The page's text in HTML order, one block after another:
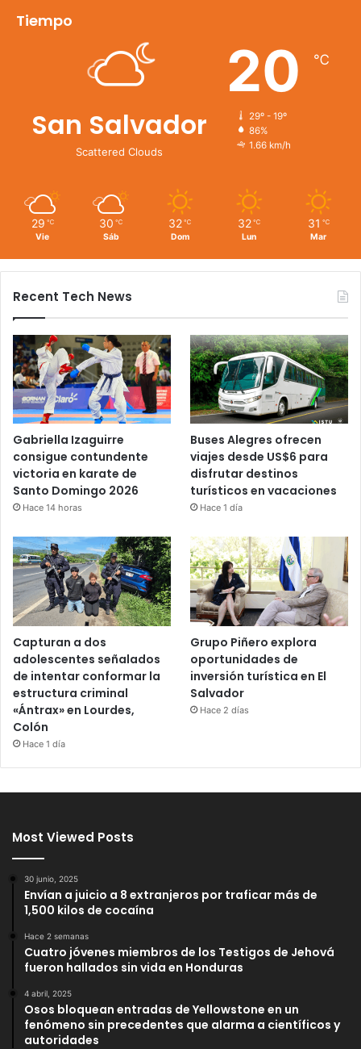
Tiempo
San Salvador
Scattered Clouds
20 ℃
29º - 19º
86%
1.66 km/h
29 ℃
Vie
30 ℃
Sáb
32 ℃
Dom
32 ℃
Lun
31 ℃
Mar
Recent Tech News
Gabriella Izaguirre
consigue contundente
victoria en karate de
Santo Domingo 2026
Hace 14 horas
Buses Alegres ofrecen
viajes desde US$6 para
disfrutar destinos
turísticos en vacaciones
Hace 1 día
Capturan a dos
adolescentes señalados
de intentar conformar la
estructura criminal
«Ántrax» en Lourdes,
Colón
Hace 1 día
Grupo Piñero explora
oportunidades de
inversión turística en El
Salvador
Hace 2 días
Most Viewed Posts
30 junio, 2025
Envían a juicio a 8 extranjeros por traficar más de
1,500 kilos de cocaína
Hace 2 semanas
Cuatro jóvenes miembros de los Testigos de Jehová
fueron hallados sin vida en Honduras
4 abril, 2025
Osos bloquean entradas de Yellowstone en un
fenómeno sin precedentes que alarma a científicos y
autoridades